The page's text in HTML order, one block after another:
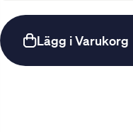
Lägg i Varukorg